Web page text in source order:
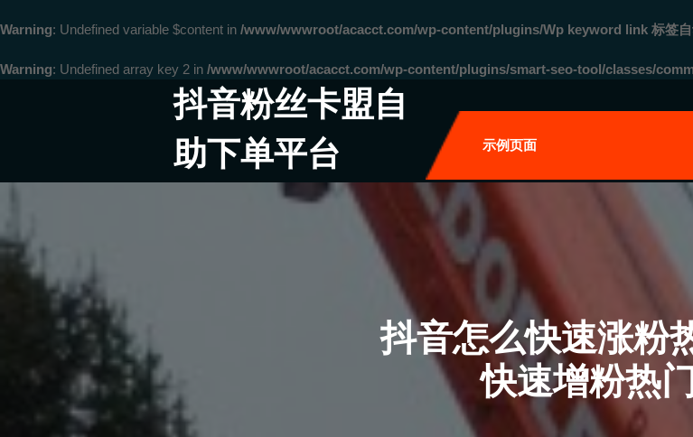
Warning: Undefined variable $content in /www/wwwroot/acacct.com/wp-content/plugins/Wp keyword link 标签
Warning: Undefined array key 2 in /www/wwwroot/acacct.com/wp-content/plugins/smart-seo-tool/classes/
抖音粉丝卡盟自
助下单平台
示例页面
抖音怎么快速涨粉
快速增粉热